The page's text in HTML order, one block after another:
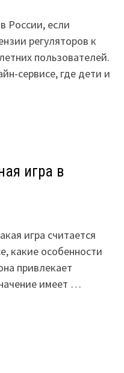
России, если
регуляторов к
пользователей.
сервисе, где дети и
игра в
игра считается
какие особенности
привлекает
имеет …